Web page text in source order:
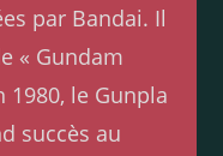
par Bandai. Il
« Gundam
1980, le Gunpla
succès au